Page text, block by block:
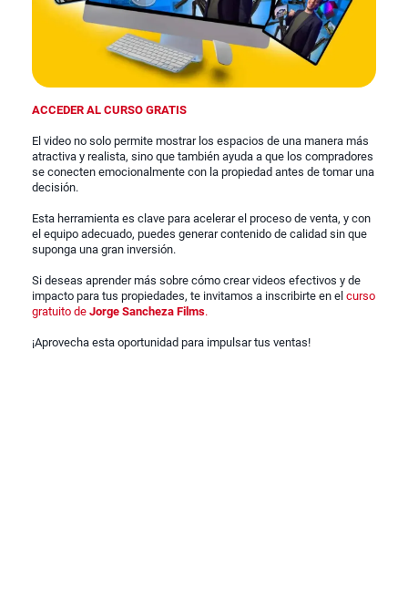
ACCEDER AL CURSO GRATIS
El video no solo permite mostrar los espacios de una manera más
atractiva y realista, sino que también ayuda a que los compradores
se conecten emocionalmente con la propiedad antes de tomar una
decisión.
Esta herramienta es clave para acelerar el proceso de venta, y con
el equipo adecuado, puedes generar contenido de calidad sin que
suponga una gran inversión.
Si deseas aprender más sobre cómo crear videos efectivos y de
impacto para tus propiedades, te invitamos a inscribirte en el curso
gratuito de Jorge Sancheza Films.
¡Aprovecha esta oportunidad para impulsar tus ventas!